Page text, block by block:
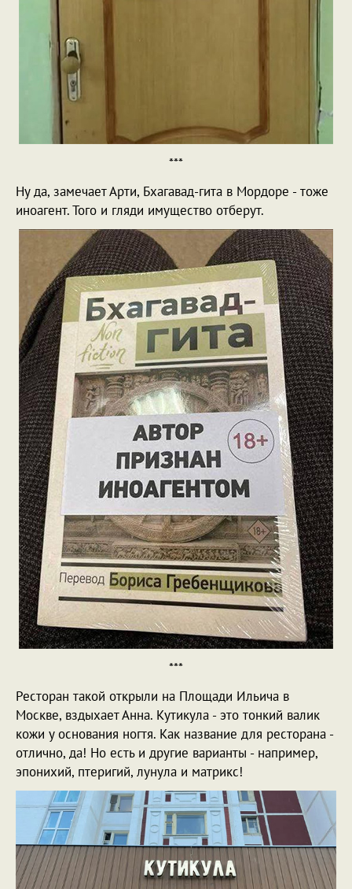
***
Ну да, замечает Арти, Бхагавад-гита в Мордоре - тоже
иноагент. Того и гляди имущество отберут.
***
Ресторан такой открыли на Площади Ильича в
Москве, вздыхает Анна. Кутикула - это тонкий валик
кожи у основания ногтя. Как название для ресторана -
отлично, да! Но есть и другие варианты - например,
эпонихий, птеригий, лунула и матрикс!